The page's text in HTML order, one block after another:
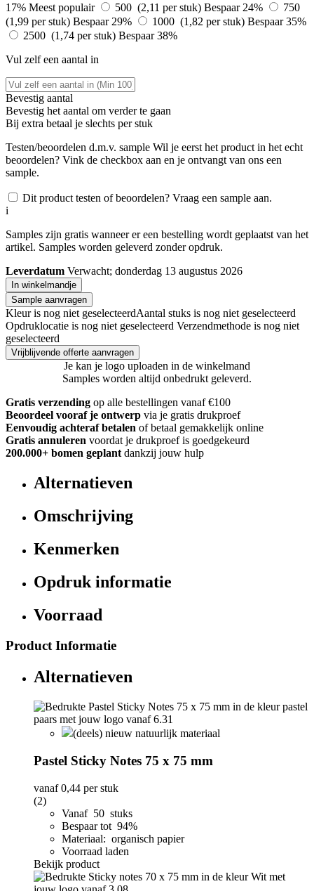
17% Meest populair 500 (2,11 per stuk) Bespaar 24%
750
(1,99 per stuk) Bespaar 29% 1000 (1,82 per stuk) Bespaar 35%
2500 (1,74 per stuk) Bespaar 38%
Vul zelf een aantal in
Bevestig aantal
Bevestig het aantal om verder te gaan
Bij extra betaal je slechts per stuk
Testen/beoordelen d.m.v. sample Wil je eerst het product in het echt
beoordelen? Vink de checkbox aan en je ontvangt van ons een
sample.
Dit product testen of beoordelen? Vraag een sample aan.
i
Samples zijn gratis wanneer er een bestelling wordt geplaatst van het
artikel. Samples worden geleverd zonder opdruk.
Leverdatum Verwacht; donderdag 13 augustus 2026
In winkelmandje
Sample aanvragen
Kleur is nog niet geselecteerdAantal stuks is nog niet geselecteerd
Opdruklocatie is nog niet geselecteerd Verzendmethode is nog niet
geselecteerd
Vrijblijvende offerte aanvragen
Je kan je logo uploaden in de winkelmand
Samples worden altijd onbedrukt geleverd.
Gratis verzending op alle bestellingen vanaf €100
Beoordeel vooraf je ontwerp via je gratis drukproef
Eenvoudig achteraf betalen of betaal gemakkelijk online
Gratis annuleren voordat je drukproef is goedgekeurd
200.000+ bomen geplant dankzij jouw hulp
Alternatieven
Omschrijving
Kenmerken
Opdruk informatie
Voorraad
Product Informatie
Alternatieven
(deels) nieuw natuurlijk materiaal
Pastel Sticky Notes 75 x 75 mm
vanaf0,44 per stuk
(2)
Vanaf 50 stuks
Bespaar tot 94%
Materiaal: organisch papier
Voorraad laden
Bekijk product